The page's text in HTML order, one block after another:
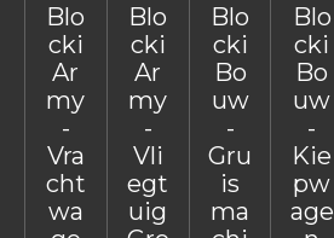
Blo
cki
Ar
my
-
Vra
cht
wa
Blo
cki
Ar
my
-
Vli
egt
uig
Blo
cki
Bo
uw
-
Gru
is
ma
Blo
cki
Bo
uw
-
Kie
pw
age